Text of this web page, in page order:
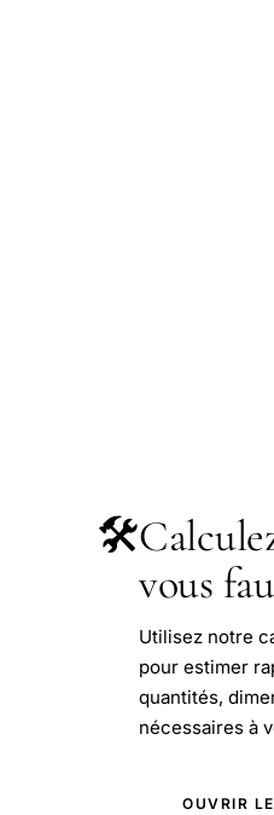
🛠️
vous
Utilisez notre
pour estimer
quantités,
nécessaires à
OUVRIR LE